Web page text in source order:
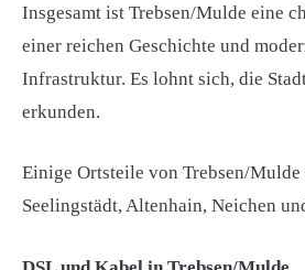
Insgesamt ist Trebsen/Mulde eine
einer reichen Geschichte und
Infrastruktur. Es lohnt sich, die
erkunden.
Einige Ortsteile von Trebsen/Mulde
Seelingstädt, Altenhain, Neichen